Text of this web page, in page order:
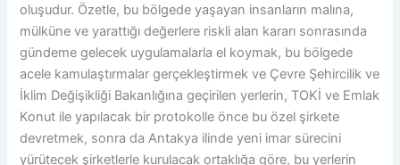
oluşudur. Özetle, bu bölgede yaşayan insanların malına,
mülküne ve yarattığı değerlere riskli alan kararı sonrasında
gündeme gelecek uygulamalarla el koymak, bu bölgede
acele kamulaştırmalar gerçekleştirmek ve Çevre Şehircilik ve
İklim Değişikliği Bakanlığına geçirilen yerlerin, TOKİ ve Emlak
Konut ile yapılacak bir protokolle önce bu özel şirkete
devretmek, sonra da Antakya ilinde yeni imar sürecini
yürütecek şirketlerle kurulacak ortaklığa göre, bu yerlerin